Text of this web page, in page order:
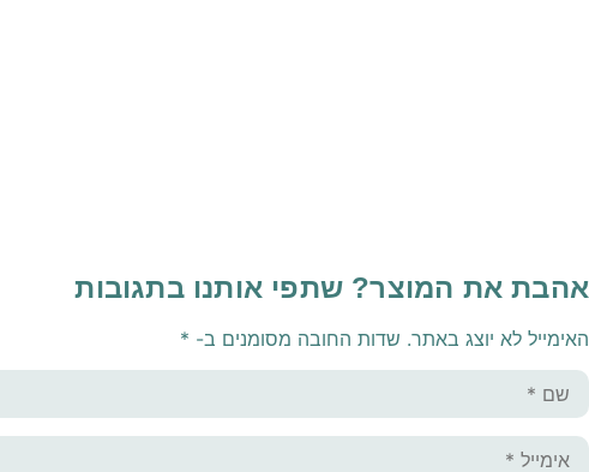
אהבת את המוצר? שתפי אותנו בתגובות
האימייל לא יוצג באתר. שדות החובה מסומנים ב- *